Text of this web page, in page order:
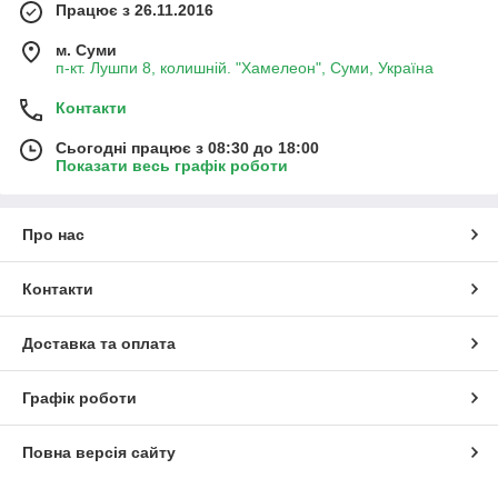
Працює з 26.11.2016
м. Суми
п-кт. Лушпи 8, колишній. "Хамелеон", Суми, Україна
Контакти
Сьогодні працює з 08:30 до 18:00
Показати весь графік роботи
Про нас
Контакти
Доставка та оплата
Графік роботи
Повна версія сайту